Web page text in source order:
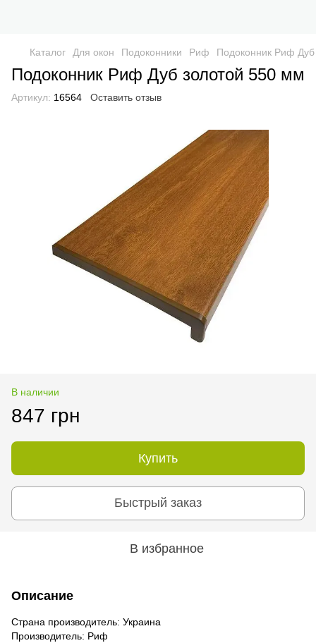
Каталог Для окон Подоконники Риф Подоконник Риф
Подоконник Риф Дуб золотой 550 мм
Артикул: 16564 Оставить отзыв
В наличии
847 грн
Купить
Быстрый заказ
В избранное
Описание
Страна производитель: Украина
Производитель: Риф